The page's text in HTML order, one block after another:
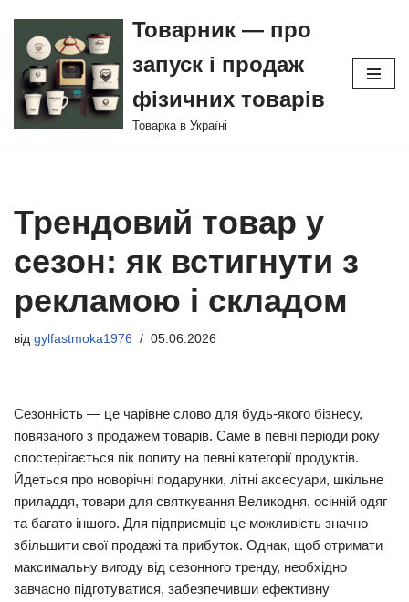
Перейти
до
вмісту
Товарник — про
запуск і продаж
фізичних товарів
Товарка в Україні
Трендовий товар у
сезон: як встигнути з
рекламою і складом
від gylfastmoka1976 05.06.2026
Сезонність — це чарівне слово для будь-якого бізнесу,
повязаного з продажем товарів. Саме в певні періоди року
спостерігається пік попиту на певні категорії продуктів.
Йдеться про новорічні подарунки, літні аксесуари, шкільне
приладдя, товари для святкування Великодня, осінній одяг
та багато іншого. Для підприємців це можливість значно
збільшити свої продажі та прибуток. Однак, щоб отримати
максимальну вигоду від сезонного тренду, необхідно
завчасно підготуватися, забезпечивши ефективну